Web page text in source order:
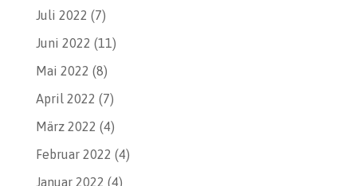
Juli 2022 (7)
Juni 2022 (11)
Mai 2022 (8)
April 2022 (7)
März 2022 (4)
Februar 2022 (4)
Januar 2022 (4)